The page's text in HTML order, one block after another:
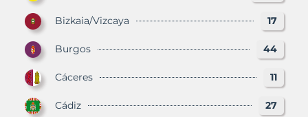
Bizkaia/Vizcaya 17
Burgos 44
Cáceres 11
Cádiz 27